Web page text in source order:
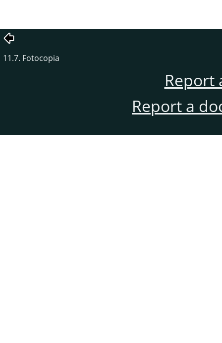
11.7. Fotocopia
Report
Report a